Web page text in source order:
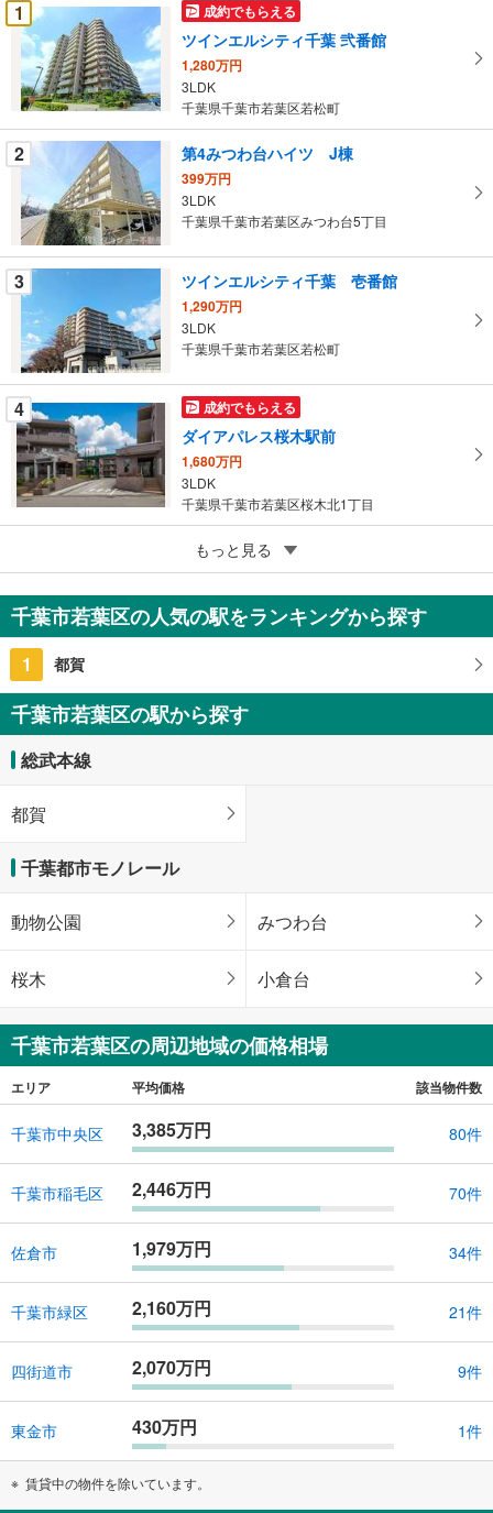
け
取
る
・
件
を
マ
イ
ペ
ー
ジ
に
保
存
す
る
1
成約でもらえる
ツインエルシティ千葉 弐番館
1,280万円
3LDK
千葉県千葉市若葉区若松町
2 第4みつわ台ハイツ J棟
399万円
3LDK
千葉県千葉市若葉区みつわ台5丁目
3 ツインエルシティ千葉 壱番館
1,290万円
3LDK
千葉県千葉市若葉区若松町
4 成約でもらえる
ダイアパレス桜木駅前
1,680万円
3LDK
千葉県千葉市若葉区桜木北1丁目
成約でもらえる
ネオハイツ都賀
1,890万円
3LDK
もっと見る
千葉市若葉区の人気の駅をランキングから探す
1 都賀
千葉市若葉区の駅から探す
総武本線
都賀
千葉都市モノレール
動物公園 みつわ台
桜木 小倉台
千葉市若葉区の周辺地域の価格相場
エリア 平均価格 該当物件数
千葉市中央区 3,385万円 80件
千葉市稲毛区 2,446万円 70件
佐倉市 1,979万円 34件
千葉市緑区 2,160万円 21件
四街道市 2,070万円 9件
東金市 430万円 1件
賃貸中の物件を除いています。